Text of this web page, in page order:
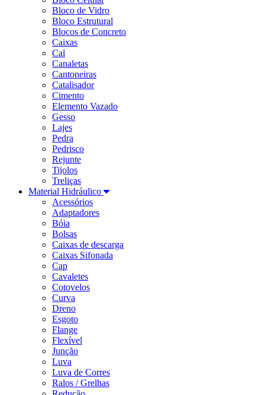
Bloco de Vidro
Bloco Estrutural
Blocos de Concreto
Caixas
Cal
Canaletas
Cantoneiras
Catalisador
Cimento
Elemento Vazado
Gesso
Lajes
Pedra
Pedrisco
Rejunte
Tijolos
Treliças
Material Hidráulico
Acessórios
Adaptadores
Bóia
Bolsas
Caixas de descarga
Caixas Sifonada
Cap
Cavaletes
Cotovelos
Curva
Dreno
Esgoto
Flange
Flexível
Junção
Luva
Luva de Corres
Ralos / Grelhas